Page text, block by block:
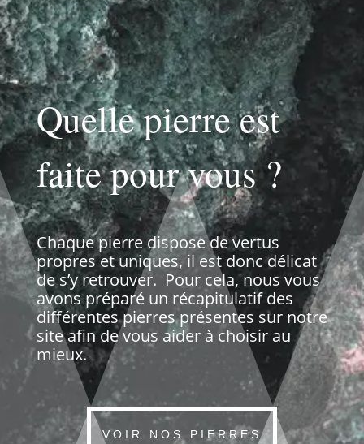
Quelle pierre est
faite pour vous ?
Chaque pierre dispose de vertus
propres et uniques, il est donc délicat
de s’y retrouver. Pour cela, nous vous
avons préparé un récapitulatif des
différentes pierres présentes sur notre
site afin de vous aider à choisir au
mieux.
VOIR NOS PIERRES